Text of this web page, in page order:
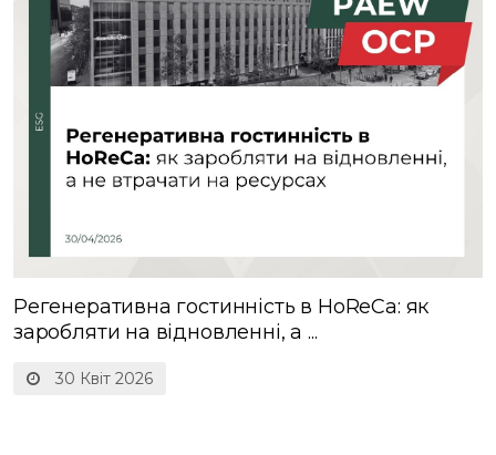
30 Квіт 2026
Регенеративна гостинність в HoReCa: як
заробляти на відновленні, а ...